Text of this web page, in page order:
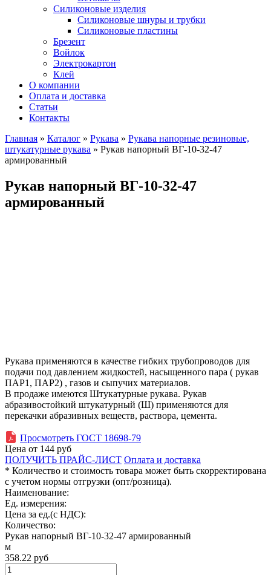
Силиконовые изделия
Силиконовые шнуры и трубки
Силиконовые пластины
Брезент
Войлок
Электрокартон
Клей
О компании
Оплата и доставка
Статьи
Контакты
Главная » Каталог » Рукава » Рукава напорные резиновые,
штукатурные рукава » Рукав напорный ВГ-10-32-47
армированный
Рукав напорный ВГ-10-32-47
армированный
Рукава применяются в качестве гибких трубопроводов для
подачи под давлением жидкостей, насыщенного пара ( рукав
ПАР1, ПАР2) , газов и сыпучих материалов.
В продаже имеются Штукатурные рукава. Рукав
абразивостойкий штукатурный (Ш) применяются для
перекачки абразивных веществ, раствора, цемента.
Просмотреть ГОСТ 18698-79
Цена от 144 руб
ПОЛУЧИТЬ ПРАЙС-ЛИСТ Оплата и доставка
* Количество и стоимость товара может быть скорректирована
с учетом нормы отгрузки (опт/розница).
Наименование:
Ед. измерения:
Цена за ед.(с НДС):
Количество:
Рукав напорный ВГ-10-32-47 армированный
м
358.22 руб